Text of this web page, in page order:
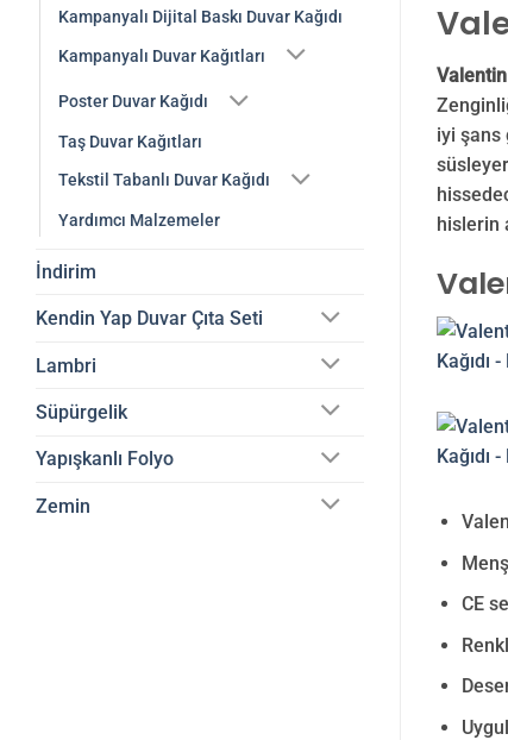
Kampanyalı Dijital Baskı Duvar Kağıdı
Kampanyalı Duvar Kağıtları
Poster Duvar Kağıdı
Taş Duvar Kağıtları
Tekstil Tabanlı Duvar Kağıdı
Yardımcı Malzemeler
İndirim
Kendin Yap Duvar Çıta Seti
Lambri
Süpürgelik
Yapışkanlı Folyo
Zemin
iyi şans
hislerin
CE